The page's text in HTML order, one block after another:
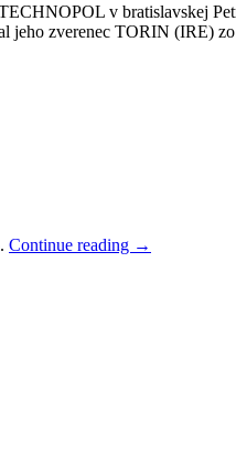
v bratislavskej
jeho zverenec TORIN (IRE)
Continue reading →